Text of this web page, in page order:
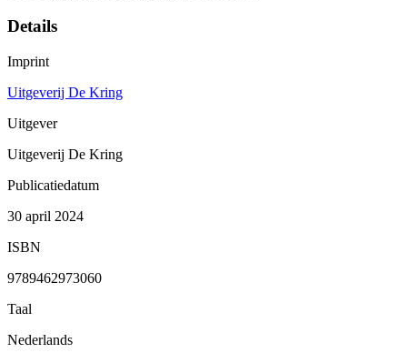
Details
Imprint
Uitgeverij De Kring
Uitgever
Uitgeverij De Kring
Publicatiedatum
30 april 2024
ISBN
9789462973060
Taal
Nederlands